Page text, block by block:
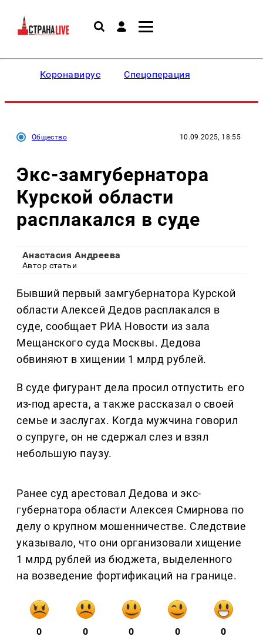
Коронавирус Спецоперация
Общество 10.09.2025, 18:55
Экс-замгубернатора
Курской области
расплакался в суде
Анастасия Андреева
Автор статьи
Бывший первый замгубернатора Курской
области Алексей Дедов расплакался в
суде, сообщает РИА Новости из зала
Мещанского суда Москвы. Дедова
обвиняют в хищении 1 млрд рублей.
В суде фигурант дела просил отпустить его
из-под ареста, а также рассказал о своей
семье и заслугах. Когда мужчина говорил
о супруге, он не сдержал слез и взял
небольшую паузу.
Ранее суд арестовал Дедова и экс-
губернатора области Алексея Смирнова по
делу о крупном мошенничестве. Следствие
указывало, что они организовали хищение
1 млрд рублей из бюджета, выделенного
на возведение фортификаций на границе.
0 0 0 0 0